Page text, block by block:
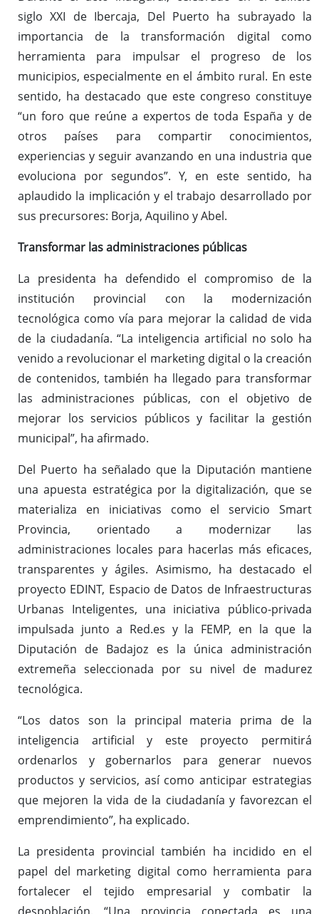
siglo XXI de Ibercaja, Del Puerto ha subrayado la
importancia de la transformación digital como
herramienta para impulsar el progreso de los
municipios, especialmente en el ámbito rural. En este
sentido, ha destacado que este congreso constituye
“un foro que reúne a expertos de toda España y de
otros países para compartir conocimientos,
experiencias y seguir avanzando en una industria que
evoluciona por segundos”. Y, en este sentido, ha
aplaudido la implicación y el trabajo desarrollado por
sus precursores: Borja, Aquilino y Abel.
Transformar las administraciones públicas
La presidenta ha defendido el compromiso de la
institución provincial con la modernización
tecnológica como vía para mejorar la calidad de vida
de la ciudadanía. “La inteligencia artificial no solo ha
venido a revolucionar el marketing digital o la creación
de contenidos, también ha llegado para transformar
las administraciones públicas, con el objetivo de
mejorar los servicios públicos y facilitar la gestión
municipal”, ha afirmado.
Del Puerto ha señalado que la Diputación mantiene
una apuesta estratégica por la digitalización, que se
materializa en iniciativas como el servicio Smart
Provincia, orientado a modernizar las
administraciones locales para hacerlas más eficaces,
transparentes y ágiles. Asimismo, ha destacado el
proyecto EDINT, Espacio de Datos de Infraestructuras
Urbanas Inteligentes, una iniciativa público-privada
impulsada junto a Red.es y la FEMP, en la que la
Diputación de Badajoz es la única administración
extremeña seleccionada por su nivel de madurez
tecnológica.
“Los datos son la principal materia prima de la
inteligencia artificial y este proyecto permitirá
ordenarlos y gobernarlos para generar nuevos
productos y servicios, así como anticipar estrategias
que mejoren la vida de la ciudadanía y favorezcan el
emprendimiento”, ha explicado.
La presidenta provincial también ha incidido en el
papel del marketing digital como herramienta para
fortalecer el tejido empresarial y combatir la